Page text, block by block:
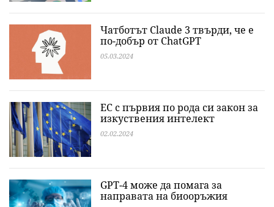
Чатботът Claude 3 твърди, че е
по-добър от ChatGPT
05.03.2024
ЕС с първия по рода си закон за
изкуствения интелект
02.02.2024
GPT-4 може да помага за
направата на биооръжия